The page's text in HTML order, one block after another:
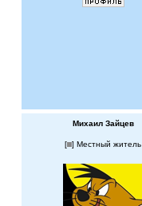
Михаил Зайцев
[ ] Местный житель